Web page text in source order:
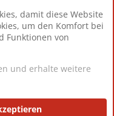
12.425
Toddster85
Impressum
damit diese Website
um den Komfort bei
Funktionen von
und erhalte weitere